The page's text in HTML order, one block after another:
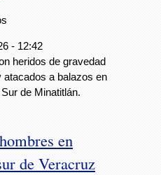
- 12:42
heridos de gravedad
a balazos en
de Minatitlán.
en
de Veracruz